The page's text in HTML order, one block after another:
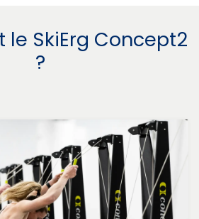
le SkiErg Concept2
?